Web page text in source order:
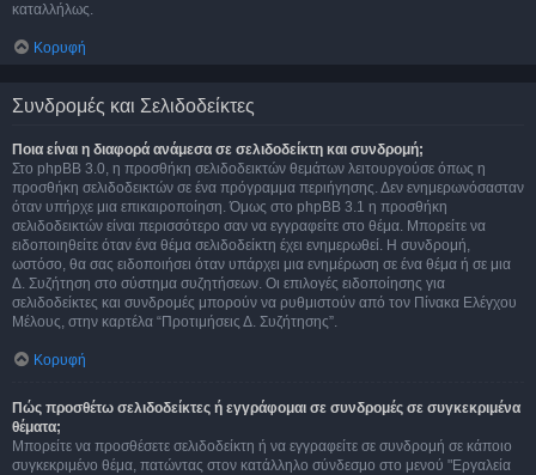
καταλλήλως.
Κορυφή
Συνδρομές και Σελιδοδείκτες
Ποια είναι η διαφορά ανάμεσα σε σελιδοδείκτη και συνδρομή;
Στο phpBB 3.0, η προσθήκη σελιδοδεικτών θεμάτων λειτουργούσε όπως η
προσθήκη σελιδοδεικτών σε ένα πρόγραμμα περιήγησης. Δεν ενημερωνόσασταν
όταν υπήρχε μια επικαιροποίηση. Όμως στο phpBB 3.1 η προσθήκη
σελιδοδεικτών είναι περισσότερο σαν να εγγραφείτε στο θέμα. Μπορείτε να
ειδοποιηθείτε όταν ένα θέμα σελιδοδείκτη έχει ενημερωθεί. Η συνδρομή,
ωστόσο, θα σας ειδοποιήσει όταν υπάρχει μια ενημέρωση σε ένα θέμα ή σε μια
Δ. Συζήτηση στο σύστημα συζητήσεων. Οι επιλογές ειδοποίησης για
σελιδοδείκτες και συνδρομές μπορούν να ρυθμιστούν από τον Πίνακα Ελέγχου
Μέλους, στην καρτέλα “Προτιμήσεις Δ. Συζήτησης”.
Κορυφή
Πώς προσθέτω σελιδοδείκτες ή εγγράφομαι σε συνδρομές σε συγκεκριμένα
θέματα;
Μπορείτε να προσθέσετε σελιδοδείκτη ή να εγγραφείτε σε συνδρομή σε κάποιο
συγκεκριμένο θέμα, πατώντας στον κατάλληλο σύνδεσμο στο μενού "Εργαλεία